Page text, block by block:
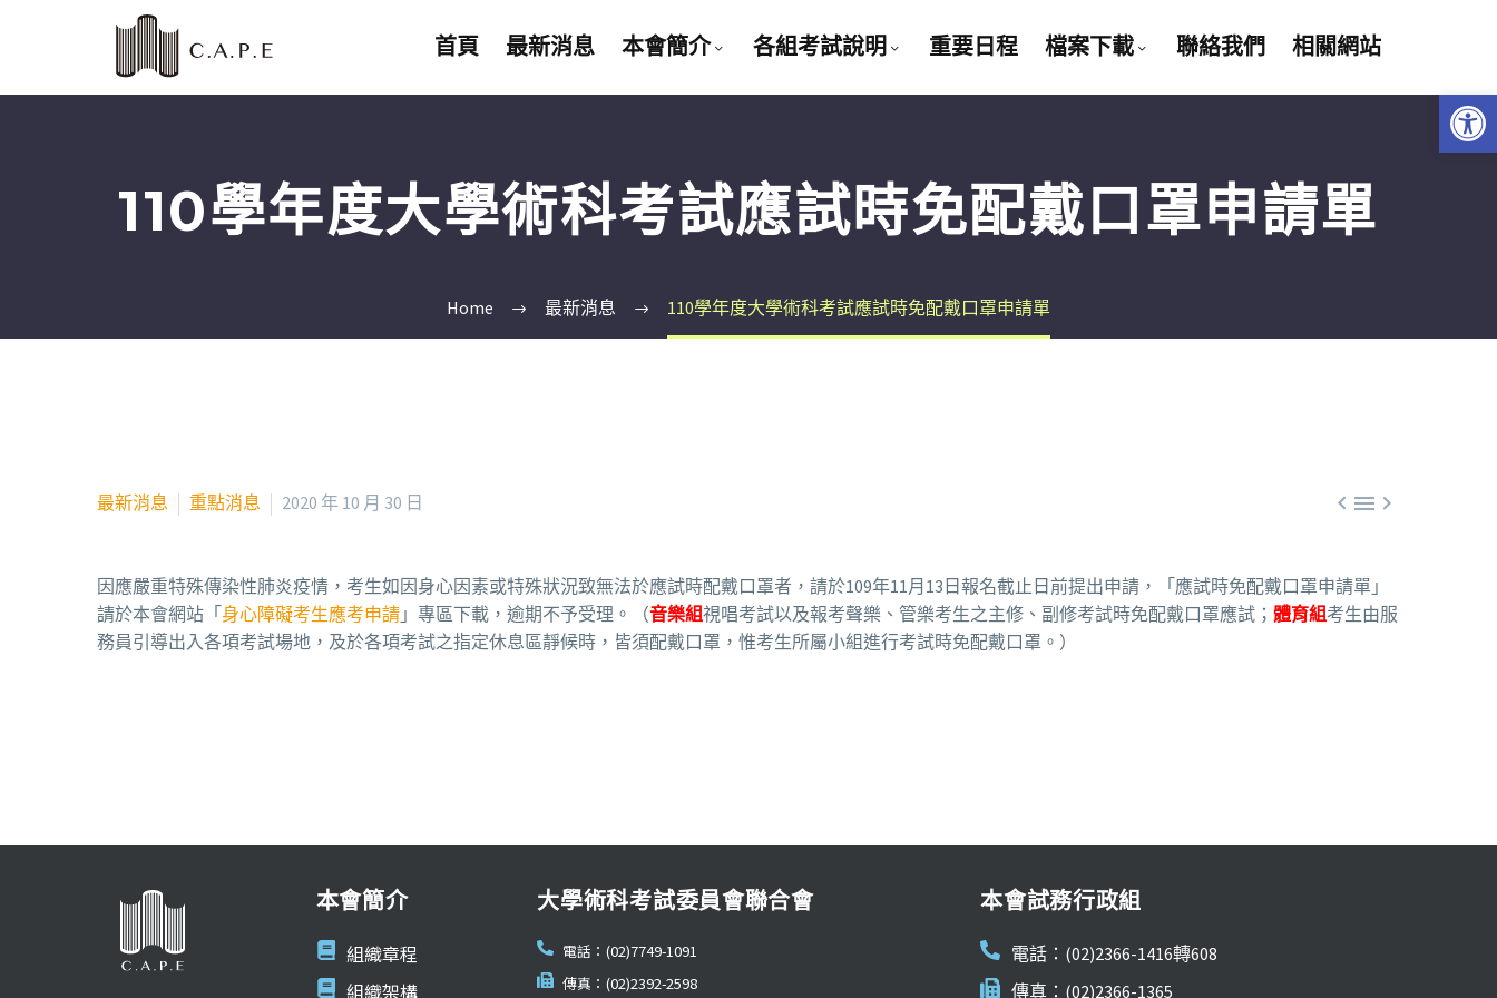
首頁 最新消息 本會簡介 各組考試說明 重要日程 檔案下載 聯絡我們 相關網站
110學年度大學術科考試應試時免配戴口罩申請單
Home 最新消息 110學年度大學術科考試應試時免配戴口罩申請單

最新消息 重點消息 2020 年 10 月 30 日
因應嚴重特殊傳染性肺炎疫情，考生如因身心因素或特殊狀況致無法於應試時配戴口罩者，請於109年11月13日報名截止日前提出申請，「應試時免配戴口罩申請單」
請於本會網站「 身心障礙考生應考申請 」專區下載，逾期不予受理。（音樂組視唱考試以及報考聲樂、管樂考生之主修、副修考試時免配戴口罩應試； 體育組考生由服
務員引導出入各項考試場地，及於各項考試之指定休息區靜候時，皆須配戴口罩，惟考生所屬小組進行考試時免配戴口罩。）
本會簡介
組織章程
組織架構
大學術科考試委員會聯合會
電話：(02)7749-1091
傳真：(02)2392-2598
本會試務行政組
電話：(02)2366-1416轉608
傳真：(02)2366-1365